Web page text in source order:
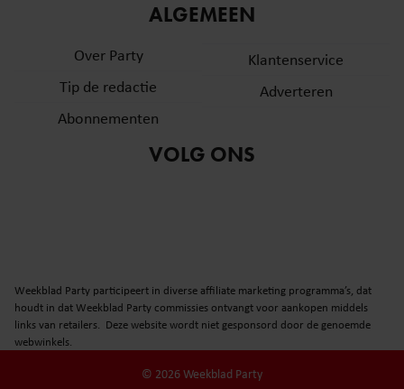
ALGEMEEN
Over Party
Tip de redactie
Abonnementen
Klantenservice
Adverteren
VOLG ONS
Weekblad Party participeert in diverse affiliate marketing programma’s, dat
houdt in dat Weekblad Party commissies ontvangt voor aankopen middels
links van retailers. Deze website wordt niet gesponsord door de genoemde
webwinkels.
© 2026 Weekblad Party